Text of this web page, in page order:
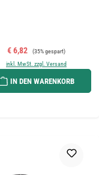
Verkaufspreis:
€ 6,82 Regulärer Preis:
(35% gespart)
inkl. MwSt. zzgl. Versand
IN DEN WARENKORB